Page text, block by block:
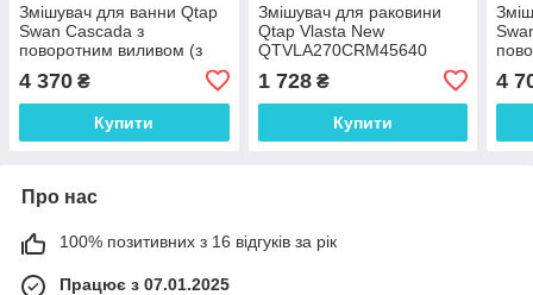
Змішувач для ванни Qtap
Swan Cascada з
поворотним виливом (з
QTSWA260CRW45569
Chrome/White
4 370 ₴
Купити
Змішувач для раковини
Qtap Vlasta New
QTVLA270CRM45640
1 728₴
Купити
4
Про нас
100% позитивних з 16 відгуків за рік
Працює з 07.01.2025